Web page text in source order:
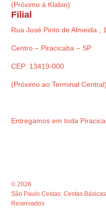
(Próximo à Klabin)
Filial
Rua José Pinto de Almeida ,
Centro – Piracicaba – SP
CEP: 13419-000
(Próximo ao Terminal Central)
Entregamos em toda
© 2026
São Paulo Cestas: Cestas
Reservados